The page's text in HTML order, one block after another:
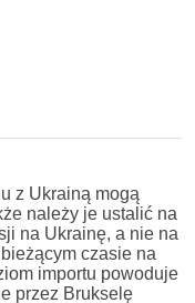
z Ukrainą mogą
należy je ustalić na
na Ukrainę, a nie na
czasie na
importu powoduje
przez Brukselę